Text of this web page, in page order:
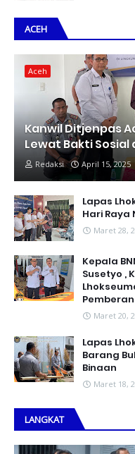
ACEH
Aceh
Kanwil Ditjenpas
Lewat Bakti Sosial
Redaksi April 15, 2025
Lapas
Hari Raya
Maret 28,
Kepala
Susetyo ,
Maret 20,
Lapas
Barang
Binaan
Maret 18,
LANGKAT